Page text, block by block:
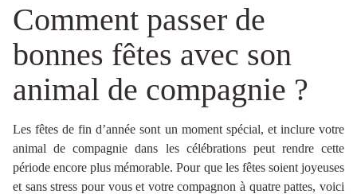
Comment passer de
bonnes fêtes avec son
animal de compagnie ?
Les fêtes de fin d’année sont un moment spécial, et inclure votre
animal de compagnie dans les célébrations peut rendre cette
période encore plus mémorable. Pour que les fêtes soient joyeuses
et sans stress pour vous et votre compagnon à quatre pattes, voici